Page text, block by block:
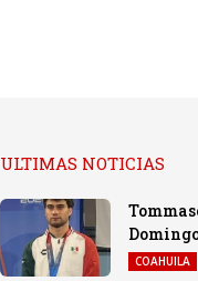
ULTIMAS NOTICIAS
COAHUILA